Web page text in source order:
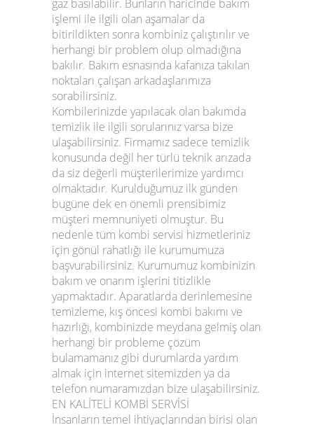
gaz basılabilir. Bunların haricinde bakım
işlemi ile ilgili olan aşamalar da
bitirildikten sonra kombiniz çalıştırılır ve
herhangi bir problem olup olmadığına
bakılır. Bakım esnasında kafanıza takılan
noktaları çalışan arkadaşlarımıza
sorabilirsiniz.
Kombilerinizde yapılacak olan bakımda
temizlik ile ilgili sorularınız varsa bize
ulaşabilirsiniz. Firmamız sadece temizlik
konusunda değil her türlü teknik arızada
da siz değerli müşterilerimize yardımcı
olmaktadır. Kurulduğumuz ilk günden
bugüne dek en önemli prensibimiz
müşteri memnuniyeti olmuştur. Bu
nedenle tüm kombi servisi hizmetleriniz
için gönül rahatlığı ile kurumumuza
başvurabilirsiniz. Kurumumuz kombinizin
bakım ve onarım işlerini titizlikle
yapmaktadır. Aparatlarda derinlemesine
temizleme, kış öncesi kombi bakımı ve
hazırlığı, kombinizde meydana gelmiş olan
herhangi bir probleme çözüm
bulamamanız gibi durumlarda yardım
almak için internet sitemizden ya da
telefon numaramızdan bize ulaşabilirsiniz.
EN KALİTELİ KOMBİ SERVİSİ
İnsanların temel ihtiyaçlarından birisi olan